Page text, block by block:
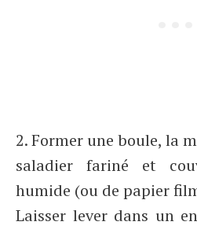
2. Former une boule, la
saladier fariné et
humide (ou de papier
Laisser lever dans un